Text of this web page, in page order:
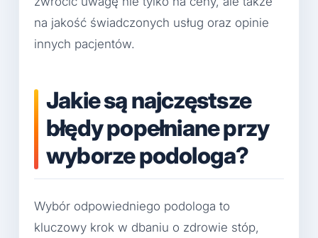
na jakość świadczonych usług oraz opinie
innych pacjentów.
Jakie są najczęstsze
błędy popełniane przy
wyborze podologa?
Wybór odpowiedniego podologa to
kluczowy krok w dbaniu o zdrowie stóp,